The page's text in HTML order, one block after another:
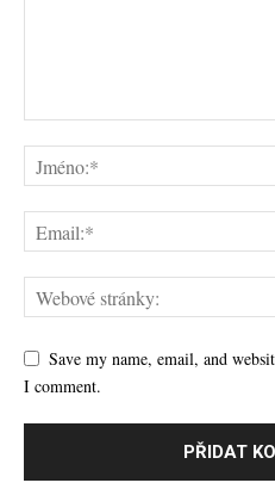
Save my name, email, and
I comment.